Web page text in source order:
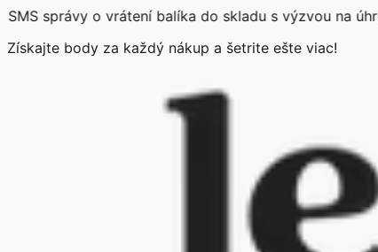
správy o vrátení balíka do skladu s výzvou na
Získajte body za každý nákup a šetrite ešte viac!